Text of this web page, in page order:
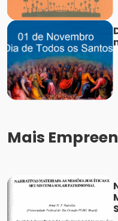
Mais